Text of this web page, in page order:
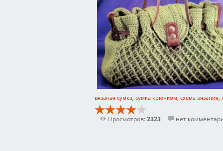
вязаная сумка сумка крючком схема вязания
Просмотров:2323 нет